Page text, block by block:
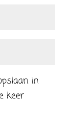
in
keer